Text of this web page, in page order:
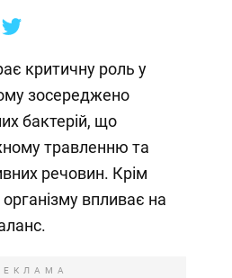
критичну роль у
зосереджено
бактерій, що
травленню та
речовин. Крім
впливає на